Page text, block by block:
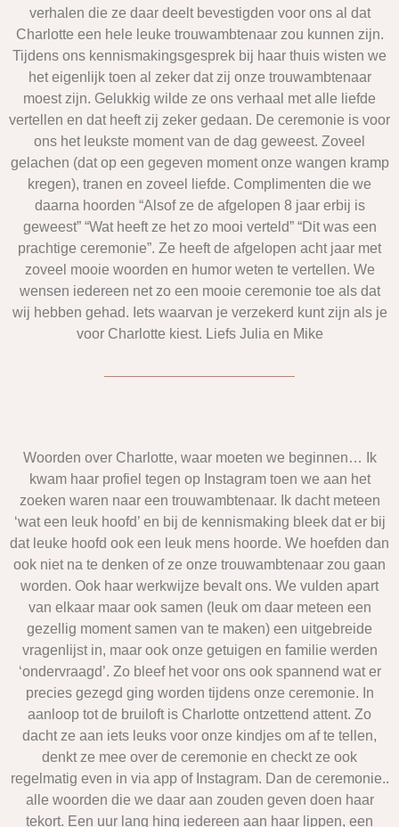
verhalen die ze daar deelt bevestigden voor ons al dat
Charlotte een hele leuke trouwambtenaar zou kunnen zijn.
Tijdens ons kennismakingsgesprek bij haar thuis wisten we
het eigenlijk toen al zeker dat zij onze trouwambtenaar
moest zijn. Gelukkig wilde ze ons verhaal met alle liefde
vertellen en dat heeft zij zeker gedaan. De ceremonie is voor
ons het leukste moment van de dag geweest. Zoveel
gelachen (dat op een gegeven moment onze wangen kramp
kregen), tranen en zoveel liefde. Complimenten die we
daarna hoorden “Alsof ze de afgelopen 8 jaar erbij is
geweest” “Wat heeft ze het zo mooi verteld” “Dit was een
prachtige ceremonie”. Ze heeft de afgelopen acht jaar met
zoveel mooie woorden en humor weten te vertellen. We
wensen iedereen net zo een mooie ceremonie toe als dat
wij hebben gehad. Iets waarvan je verzekerd kunt zijn als je
voor Charlotte kiest. Liefs Julia en Mike
Woorden over Charlotte, waar moeten we beginnen… Ik
kwam haar profiel tegen op Instagram toen we aan het
zoeken waren naar een trouwambtenaar. Ik dacht meteen
‘wat een leuk hoofd’ en bij de kennismaking bleek dat er bij
dat leuke hoofd ook een leuk mens hoorde. We hoefden dan
ook niet na te denken of ze onze trouwambtenaar zou gaan
worden. Ook haar werkwijze bevalt ons. We vulden apart
van elkaar maar ook samen (leuk om daar meteen een
gezellig moment samen van te maken) een uitgebreide
vragenlijst in, maar ook onze getuigen en familie werden
‘ondervraagd’. Zo bleef het voor ons ook spannend wat er
precies gezegd ging worden tijdens onze ceremonie. In
aanloop tot de bruiloft is Charlotte ontzettend attent. Zo
dacht ze aan iets leuks voor onze kindjes om af te tellen,
denkt ze mee over de ceremonie en checkt ze ook
regelmatig even in via app of Instagram. Dan de ceremonie..
alle woorden die we daar aan zouden geven doen haar
tekort. Een uur lang hing iedereen aan haar lippen, een